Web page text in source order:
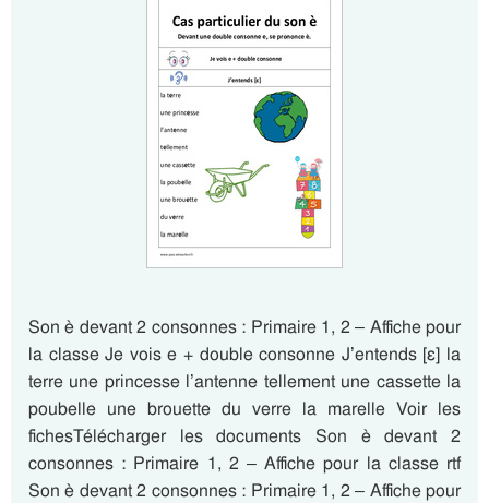
Son è devant 2 consonnes : Primaire 1, 2 – Affiche pour
la classe Je vois e + double consonne J’entends [ɛ] la
terre une princesse l’antenne tellement une cassette la
poubelle une brouette du verre la marelle Voir les
fichesTélécharger les documents Son è devant 2
consonnes : Primaire 1, 2 – Affiche pour la classe rtf
Son è devant 2 consonnes : Primaire 1, 2 – Affiche pour